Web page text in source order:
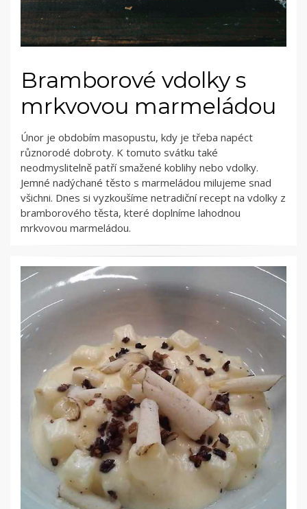
Bramborové vdolky s
mrkvovou marmeládou
Únor je obdobím masopustu, kdy je třeba napéct
různorodé dobroty. K tomuto svátku také
neodmyslitelně patří smažené koblihy nebo vdolky.
Jemné nadýchané těsto s marmeládou milujeme snad
všichni. Dnes si vyzkoušíme netradiční recept na vdolky z
bramborového těsta, které doplníme lahodnou
mrkvovou marmeládou.